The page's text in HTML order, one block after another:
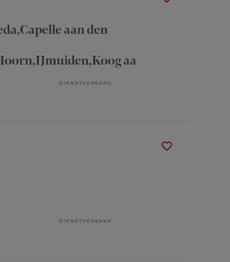
aan den
aa
DIENSTVERBAND
DIENSTVERBAND